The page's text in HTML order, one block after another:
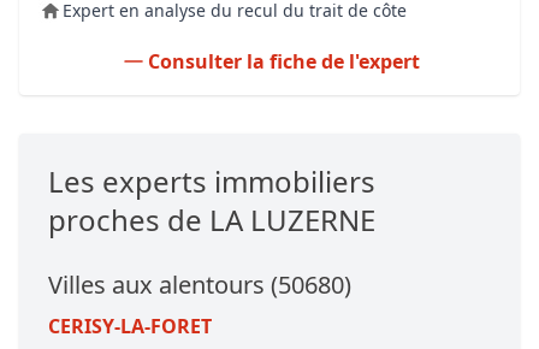
Expert en analyse du recul du trait de côte
Consulter la fiche de l'expert
Les experts immobiliers
proches de LA LUZERNE
Villes aux alentours (50680)
CERISY-LA-FORET